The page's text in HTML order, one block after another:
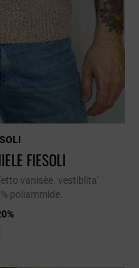
FIESOLI
vanisèe. vestiblita'
poliammide.